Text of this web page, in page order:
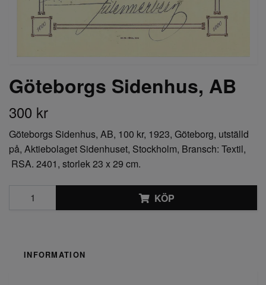
Göteborgs Sidenhus, AB
300 kr
Göteborgs Sidenhus, AB, 100 kr, 1923, Göteborg, utställd
på, Aktiebolaget Sidenhuset, Stockholm, Bransch: Textil,
RSA. 2401, storlek 23 x 29 cm.
KÖP
INFORMATION